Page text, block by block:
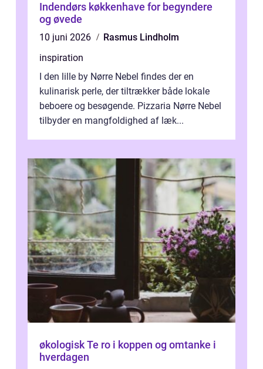
Indendørs køkkenhave for begyndere
og øvede
10 juni 2026
Rasmus Lindholm
inspiration
I den lille by Nørre Nebel findes der en
kulinarisk perle, der tiltrækker både lokale
beboere og besøgende. Pizzaria Nørre Nebel
tilbyder en mangfoldighed af læk...
økologisk Te ro i koppen og omtanke i
hverdagen